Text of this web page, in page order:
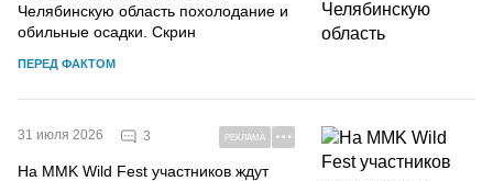
Челябинскую область похолодание и
обильные осадки. Скрин
ПЕРЕД ФАКТОМ
31 июля 2026 3 РЕКЛАМА
На MMK Wild Fest участников ждут